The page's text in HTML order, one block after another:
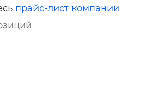
прайс-лист компании